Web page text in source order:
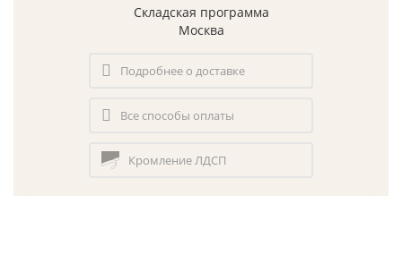
Складская программа
Москва
Подробнее о доставке
Все способы оплаты
Кромление ЛДСП